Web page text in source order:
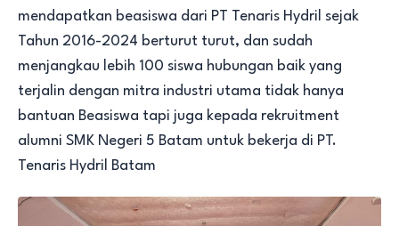
mendapatkan beasiswa dari PT Tenaris Hydril sejak
Tahun 2016-2024 berturut turut, dan sudah
menjangkau lebih 100 siswa hubungan baik yang
terjalin dengan mitra industri utama tidak hanya
bantuan Beasiswa tapi juga kepada rekruitment
alumni SMK Negeri 5 Batam untuk bekerja di PT.
Tenaris Hydril Batam